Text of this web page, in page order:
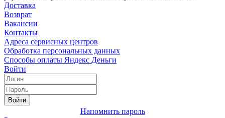
Доставка
Возврат
Вакансии
Контакты
Адреса сервисных центров
Обработка персональных данных
Способы оплаты Яндекс Деньги
Войти
Войти
Напомнить пароль